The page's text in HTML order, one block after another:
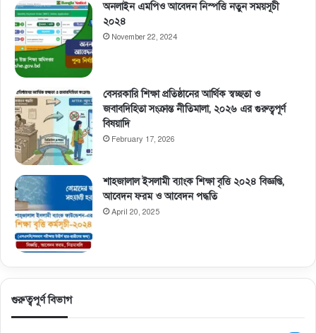
অনলাইন এমপিও আবেদন নিস্পত্তি নতুন সময়সূচী
২০২৪
November 22, 2024
বেসরকারি শিক্ষা প্রতিষ্ঠানের আর্থিক স্বচ্ছতা ও
জবাবদিহিতা সংক্রান্ত নীতিমালা, ২০২৬ এর গুরুত্বপূর্ণ
বিষয়াদি
February 17, 2026
শাহজালাল ইসলামী ব্যাংক শিক্ষা বৃত্তি ২০২৪ বিজ্ঞপ্তি,
আবেদন ফরম ও আবেদন পদ্ধতি
April 20, 2025
গুরুত্বপূর্ণ বিভাগ